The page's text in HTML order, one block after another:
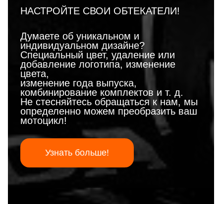
НАСТРОЙТЕ СВОИ ОБТЕКАТЕЛИ!
Думаете об уникальном и
индивидуальном дизайне?
Специальный цвет, удаление или
добавление логотипа, изменение
цвета,
изменение года выпуска,
комбинирование комплектов и т. д.
Не стесняйтесь обращаться к нам, мы
определенно можем преобразить ваш
мотоцикл!
Узнать больше!